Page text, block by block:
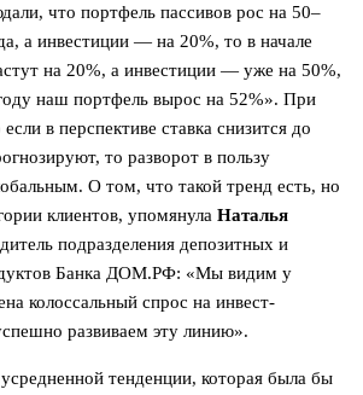
что портфель пассивов рос на 50–
а инвестиции — на 20%, то в начале
на 20%, а инвестиции — уже на 50%,
наш портфель вырос на 52%». При
в перспективе ставка снизится до
то разворот в пользу
О том, что такой тренд есть, но
клиентов, упомянула Наталья
подразделения депозитных и
Банка ДОМ.РФ: «Мы видим у
колоссальный спрос на инвест-
развиваем эту линию».
тенденции, которая была бы